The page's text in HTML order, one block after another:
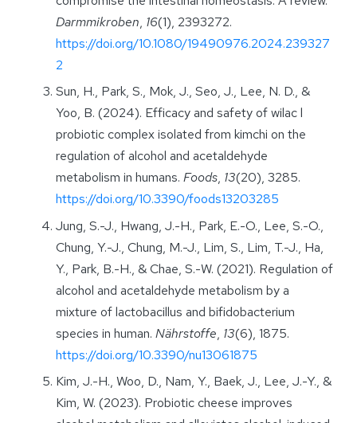
Darmmikroben, 16(1), 2393272.
https://doi.org/10.1080/19490976.2024.239327
2
Sun, H., Park, S., Mok, J., Seo, J., Lee, N. D., &
Yoo, B. (2024). Efficacy and safety of wilac l
probiotic complex isolated from kimchi on the
regulation of alcohol and acetaldehyde
metabolism in humans. Foods, 13(20), 3285.
https://doi.org/10.3390/foods13203285
Jung, S.-J., Hwang, J.-H., Park, E.-O., Lee, S.-O.,
Chung, Y.-J., Chung, M.-J., Lim, S., Lim, T.-J., Ha,
Y., Park, B.-H., & Chae, S.-W. (2021). Regulation of
alcohol and acetaldehyde metabolism by a
mixture of lactobacillus and bifidobacterium
species in human. Nährstoffe, 13(6), 1875.
https://doi.org/10.3390/nu13061875
Kim, J.-H., Woo, D., Nam, Y., Baek, J., Lee, J.-Y., &
Kim, W. (2023). Probiotic cheese improves